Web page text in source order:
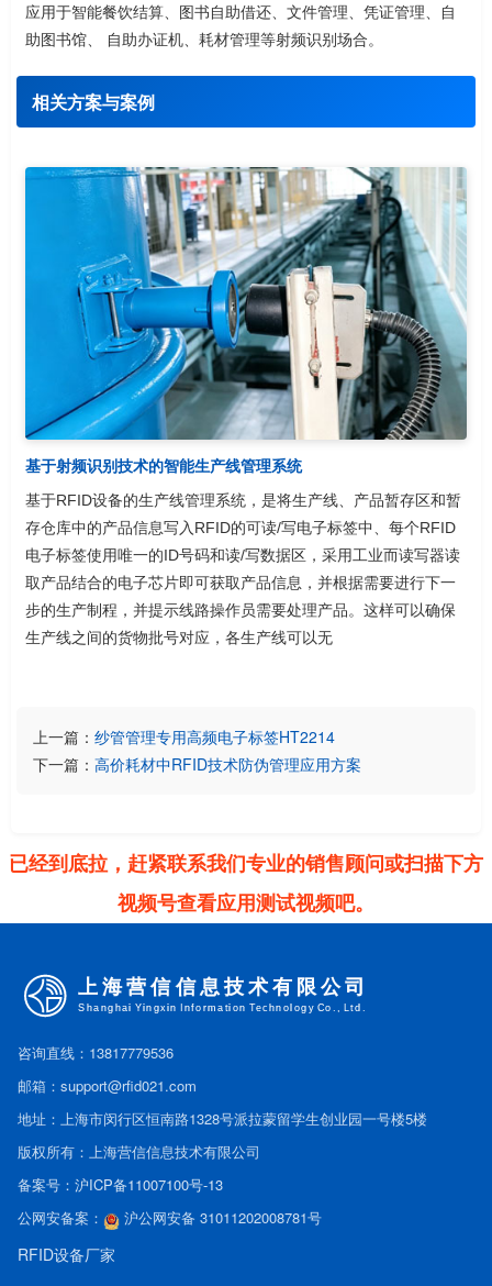
应用于智能餐饮结算、图书自助借还、文件管理、凭证管理、自
助图书馆、 自助办证机、耗材管理等射频识别场合。
相关方案与案例
基于射频识别技术的智能生产线管理系统
基于RFID设备的生产线管理系统，是将生产线、产品暂存区和暂
存仓库中的产品信息写入RFID的可读/写电子标签中、每个RFID
电子标签使用唯一的ID号码和读/写数据区，采用工业而读写器读
取产品结合的电子芯片即可获取产品信息，并根据需要进行下一
步的生产制程，并提示线路操作员需要处理产品。这样可以确保
生产线之间的货物批号对应，各生产线可以无
上一篇： 纱管管理专用高频电子标签HT2214
下一篇： 高价耗材中RFID技术防伪管理应用方案
已经到底拉，赶紧联系我们专业的销售顾问或扫描下方
视频号查看应用测试视频吧。
咨询直线：13817779536
邮箱：support@rfid021.com
地址：上海市闵行区恒南路1328号派拉蒙留学生创业园一号楼5楼
版权所有：上海营信信息技术有限公司
备案号： 沪ICP备11007100号-13
公网安备案：
沪公网安备 31011202008781号
RFID设备厂家